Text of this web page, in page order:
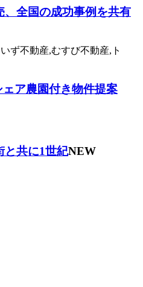
、全国の成功事例を共有
ず不動産,むすび不動産,ト
ア農園付き物件提案
と共に1世紀NEW